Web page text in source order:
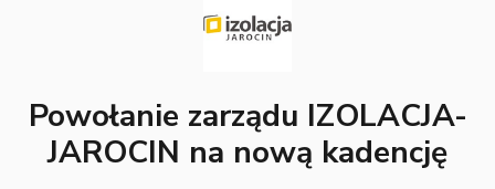
Powołanie zarządu IZOLACJA-
JAROCIN na nową kadencję